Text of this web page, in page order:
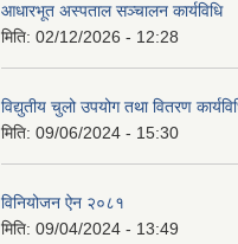
आधारभूत अस्पताल सञ्चालन कार्यविधि
मिति: 02/12/2026 - 12:28
विद्युतीय चुलो उपयोग तथा वितरण
मिति: 09/06/2024 - 15:30
विनियोजन ऐन २०८१
मिति: 09/04/2024 - 13:49